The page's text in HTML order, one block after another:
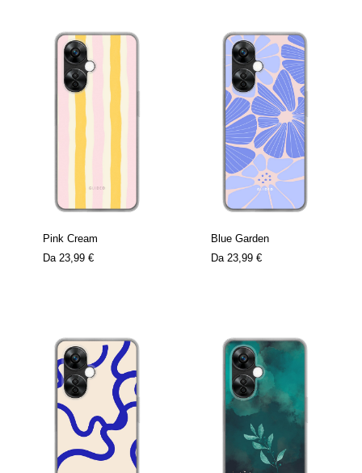
Pink Cream
Da 23,99 €
Blue Garden
Da 23,99 €